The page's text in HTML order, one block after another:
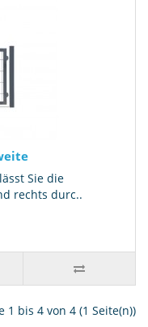
Sie die
rechts durc..
1 bis 4 von 4 (1 Seite(n))